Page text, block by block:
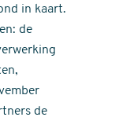
in kaart.
de
de